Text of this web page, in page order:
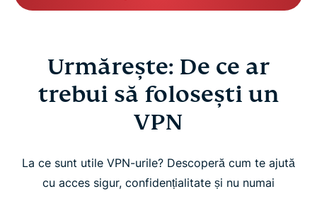
Urmărește: De ce ar
trebui să folosești un
VPN
La ce sunt utile VPN-urile? Descoperă cum te ajută
cu acces sigur, confidențialitate și nu numai